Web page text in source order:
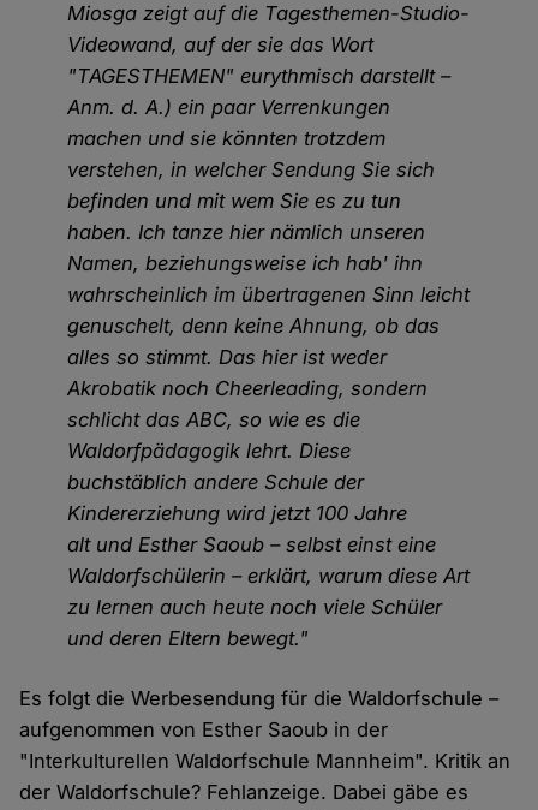
Miosga zeigt auf die Tagesthemen-Studio-
Videowand, auf der sie das Wort
"TAGESTHEMEN" eurythmisch darstellt –
Anm. d. A.) ein paar Verrenkungen
machen und sie könnten trotzdem
verstehen, in welcher Sendung Sie sich
befinden und mit wem Sie es zu tun
haben. Ich tanze hier nämlich unseren
Namen, beziehungsweise ich hab' ihn
wahrscheinlich im übertragenen Sinn leicht
genuschelt, denn keine Ahnung, ob das
alles so stimmt. Das hier ist weder
Akrobatik noch Cheerleading, sondern
schlicht das ABC, so wie es die
Waldorfpädagogik lehrt. Diese
buchstäblich andere Schule der
Kindererziehung wird jetzt 100 Jahre
alt und Esther Saoub – selbst einst eine
Waldorfschülerin – erklärt, warum diese Art
zu lernen auch heute noch viele Schüler
und deren Eltern bewegt."
Es folgt die Werbesendung für die Waldorfschule –
aufgenommen von Esther Saoub in der
"Interkulturellen Waldorfschule Mannheim". Kritik an
der Waldorfschule? Fehlanzeige. Dabei gäbe es